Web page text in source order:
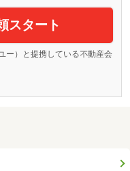
スタート
ー）と提携している不動産会